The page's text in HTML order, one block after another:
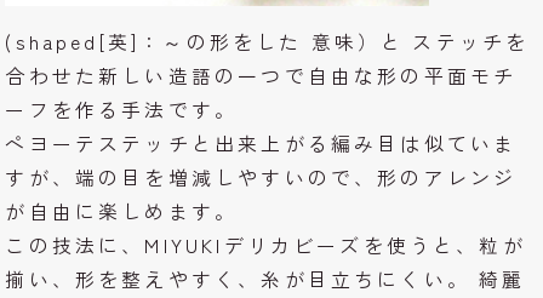
(shaped[英]：～の形をした 意味）と ステッチを
合わせた新しい造語の一つで自由な形の平面モチ
ーフを作る手法です。
ペヨーテステッチと出来上がる編み目は似ていま
すが、端の目を増減しやすいので、形のアレンジ
が自由に楽しめます。
この技法に、MIYUKIデリカビーズを使うと、粒が
揃い、形を整えやすく、糸が目立ちにくい。 綺麗